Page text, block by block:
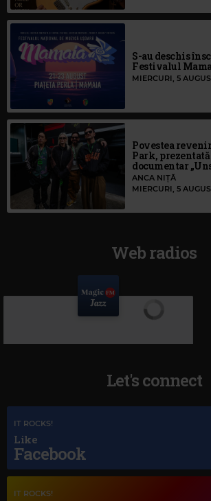
S-au deschis
Festivalul
MIERCURI, 5
Povestea
Park,
documentar
ANCA NIȚĂ
MIERCURI, 5
Web radios
Let's connect
IT ROCKS!
Like
Facebook
IT ROCKS!